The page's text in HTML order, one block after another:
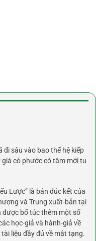
sâu vào bao thế hệ kiếp
có phước có tâm mới tu
Lược” là bản đúc kết của
và Trung xuất-bản tại
được bổ túc thêm một số
học-giả và hành-giả về
liệu đầy đủ về mật tạng.